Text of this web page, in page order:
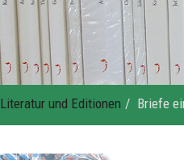
Literatur und Editionen Briefe